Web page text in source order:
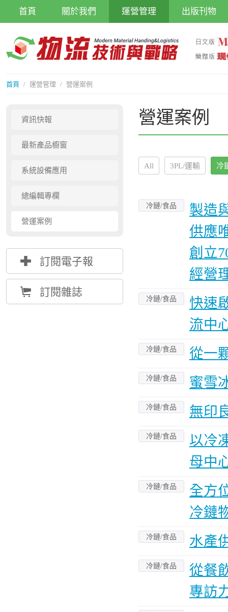
首頁 關於我們 運營管理 出版刊物
首頁 / 運營管理 / 營運案例
資訊快報
最新產品櫥窗
系統設備應用
總編輯專欄
營運案例
{ 訂閱電子報
Å 訂閱雜誌
營運案例
All 3PL/運輸 冷
冷鏈/食品
製造
供應
創立
經營
冷鏈/食品
快速
流中
冷鏈/食品 從一
冷鏈/食品 蜜雪
冷鏈/食品 無印
冷鏈/食品
以冷
母中
冷鏈/食品
全方
冷鏈
冷鏈/食品 水產
冷鏈/食品
從餐
專訪